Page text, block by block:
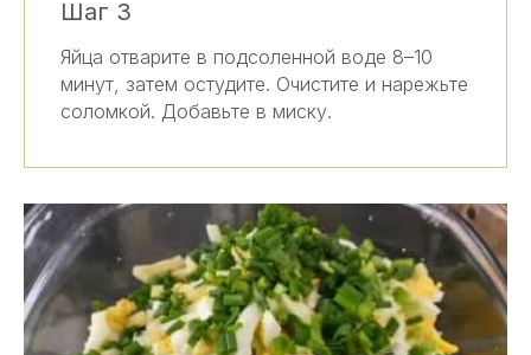
Шаг 3
Яйца отварите в подсоленной воде 8–10
минут, затем остудите. Очистите и нарежьте
соломкой. Добавьте в миску.